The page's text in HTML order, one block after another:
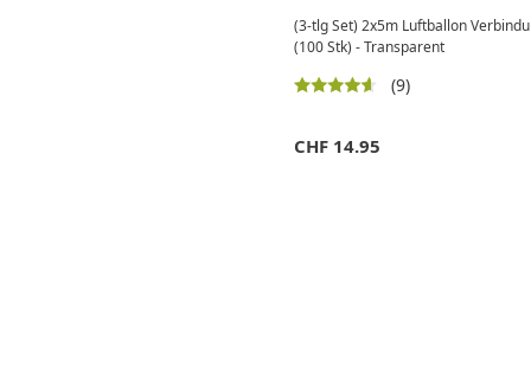
(3-tlg Set) 2x5m Luftballon
(100 Stk) - Transparent
(9)
CHF 14.95